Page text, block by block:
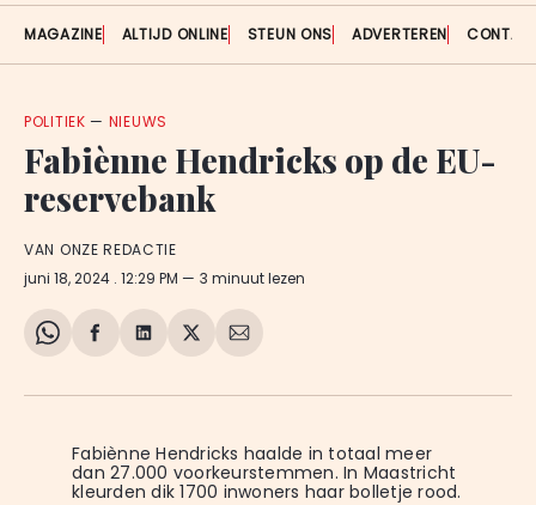
MAGAZINE ALTIJD ONLINE STEUN ONS ADVERTEREN
POLITIEK — NIEUWS
Fabiènne Hendricks op de EU-
reservebank
VAN ONZE REDACTIE
juni 18, 2024 . 12:29 PM 3 minuut lezen
Share
WhatsApp
Delen
Facebook
Delen
LinkedIn
Share
X
Deel
E-
Fabiènne Hendricks haalde in totaal meer
dan 27.000 voorkeurstemmen. In Maastricht
kleurden dik 1700 inwoners haar bolletje rood.